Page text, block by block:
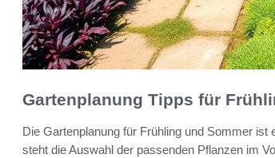
Gartenplanung Tipps für
Die Gartenplanung für Frühling und Sommer
steht die Auswahl der passenden Pflanzen im